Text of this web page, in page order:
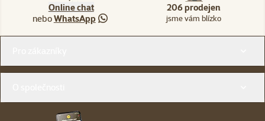
Online chat
neboWhatsApp
206 prodejen
jsme vám blízko